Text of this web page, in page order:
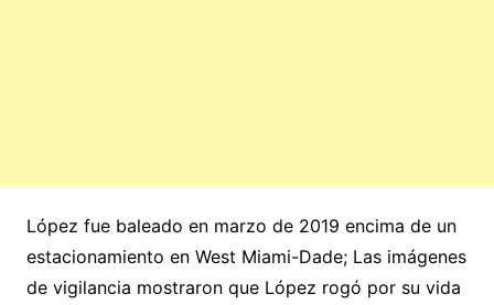
López fue baleado en marzo de 2019 encima de un
estacionamiento en West Miami-Dade; Las imágenes
de vigilancia mostraron que López rogó por su vida